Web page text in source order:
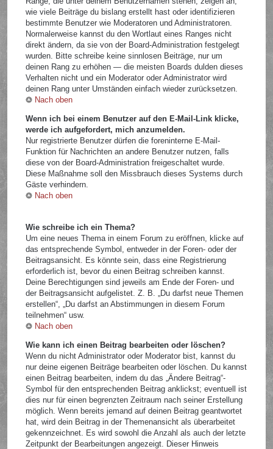
wie viele Beiträge du bislang erstellt hast oder identifizieren
bestimmte Benutzer wie Moderatoren und Administratoren.
Normalerweise kannst du den Wortlaut eines Ranges nicht
direkt ändern, da sie von der Board-Administration festgelegt
wurden. Bitte schreibe keine sinnlosen Beiträge, nur um
deinen Rang zu erhöhen — die meisten Boards dulden dieses
Verhalten nicht und ein Moderator oder Administrator wird
deinen Rang unter Umständen einfach wieder zurücksetzen.
Nach oben
Wenn ich bei einem Benutzer auf den E-Mail-Link klicke,
werde ich aufgefordert, mich anzumelden.
Nur registrierte Benutzer dürfen die foreninterne E-Mail-
Funktion für Nachrichten an andere Benutzer nutzen, falls
diese von der Board-Administration freigeschaltet wurde.
Diese Maßnahme soll den Missbrauch dieses Systems durch
Gäste verhindern.
Nach oben
Wie schreibe ich ein Thema?
Um eine neues Thema in einem Forum zu eröffnen, klicke auf
das entsprechende Symbol, entweder in der Foren- oder der
Beitragsansicht. Es könnte sein, dass eine Registrierung
erforderlich ist, bevor du einen Beitrag schreiben kannst.
Deine Berechtigungen sind jeweils am Ende der Foren- und
der Beitragsansicht aufgelistet. Z. B. „Du darfst neue Themen
erstellen“, „Du darfst an Abstimmungen in diesem Forum
teilnehmen“ usw.
Nach oben
Wie kann ich einen Beitrag bearbeiten oder löschen?
Wenn du nicht Administrator oder Moderator bist, kannst du
nur deine eigenen Beiträge bearbeiten oder löschen. Du kannst
einen Beitrag bearbeiten, indem du das „Ändere Beitrag“-
Symbol für den entsprechenden Beitrag anklickst; eventuell ist
dies nur für einen begrenzten Zeitraum nach seiner Erstellung
möglich. Wenn bereits jemand auf deinen Beitrag geantwortet
hat, wird dein Beitrag in der Themenansicht als überarbeitet
gekennzeichnet. Es wird sowohl die Anzahl als auch der letzte
Zeitpunkt der Bearbeitungen angezeigt. Dieser Hinweis